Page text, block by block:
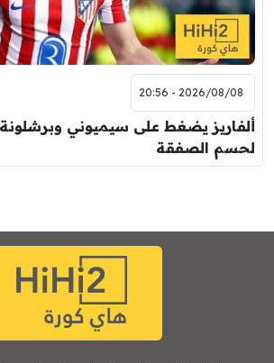
2026/08/08 - 20:56
ألفاريز يضغط على سيميوني
لحسم الصفقة